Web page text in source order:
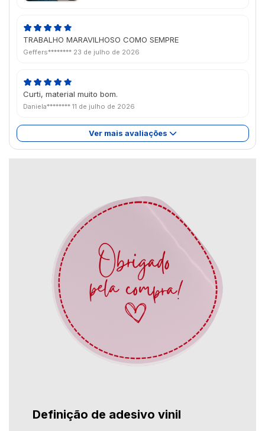
TRABALHO MARAVILHOSO COMO SEMPRE
Geffers******** 23 de julho de 2026
Curti, material muito bom.
Daniela******** 11 de julho de 2026
Ver mais avaliações
Definição de adesivo vinil